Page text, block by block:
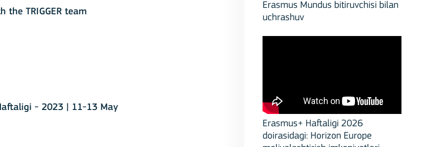
the TRIGGER team
- 2023 | 11-13 May
Erasmus Mundus bitiruvchisi bilan
uchrashuv
Erasmus+ Haftaligi 2026
doirasidagi: Horizon Europe
of Individuals